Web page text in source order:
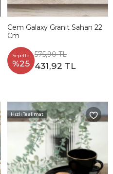
Cem Galaxy Granit Sahan 22
Cm
Sepette
%25
575,90 TL
431,92 TL
Hızlı Teslimat